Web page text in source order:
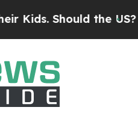
the US?The